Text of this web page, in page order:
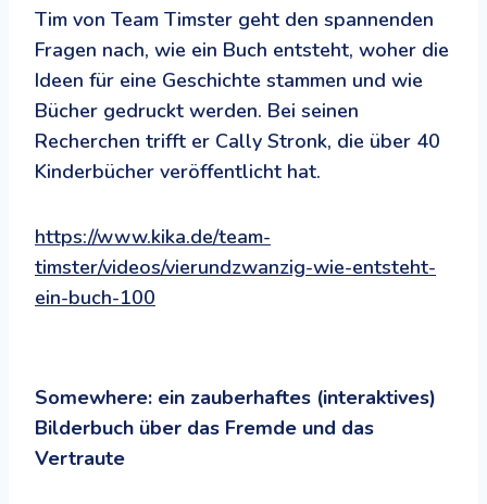
Tim von Team Timster geht den spannenden
Fragen nach, wie ein Buch entsteht, woher die
Ideen für eine Geschichte stammen und wie
Bücher gedruckt werden. Bei seinen
Recherchen trifft er Cally Stronk, die über 40
Kinderbücher veröffentlicht hat.
https://www.kika.de/team-
timster/videos/vierundzwanzig-wie-entsteht-
ein-buch-100
Somewhere: ein zauberhaftes (interaktives)
Bilderbuch über das Fremde und das
Vertraute